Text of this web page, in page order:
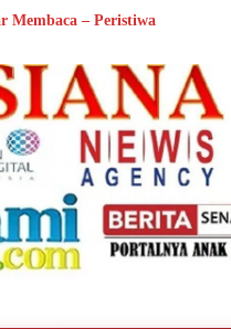
Membaca – Peristiwa